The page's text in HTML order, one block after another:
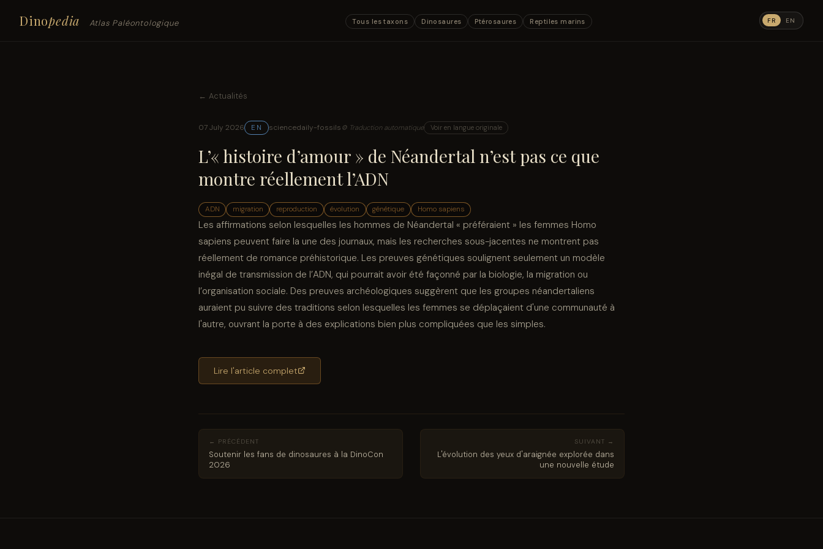
Dinopedia Atlas Paléontologique Tous les taxons Dinosaures Ptérosaures Reptiles marins FR EN
← Actualités
07 July 2026 EN sciencedaily-fossils ⚙ Traduction automatique Voir en langue originale
L’« histoire d’amour » de Néandertal n’est pas ce que
montre réellement l’ADN
ADN migration reproduction évolution génétique Homo sapiens
Les affirmations selon lesquelles les hommes de Néandertal « préféraient » les femmes Homo
sapiens peuvent faire la une des journaux, mais les recherches sous-jacentes ne montrent pas
réellement de romance préhistorique. Les preuves génétiques soulignent seulement un modèle
inégal de transmission de l’ADN, qui pourrait avoir été façonné par la biologie, la migration ou
l’organisation sociale. Des preuves archéologiques suggèrent que les groupes néandertaliens
auraient pu suivre des traditions selon lesquelles les femmes se déplaçaient d'une communauté à
l'autre, ouvrant la porte à des explications bien plus compliquées que les simples.
Lire l'article complet
← PRÉCÉDENT
Soutenir les fans de dinosaures à la DinoCon
2026
SUIVANT →
L'évolution des yeux d'araignée explorée dans
une nouvelle étude